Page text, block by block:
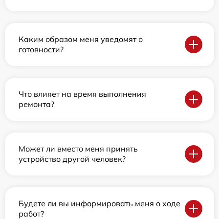
Каким образом меня уведомят о
готовности?
Что влияет на время выполнения
ремонта?
Может ли вместо меня принять
устройство другой человек?
Будете ли вы информировать меня о ходе
работ?